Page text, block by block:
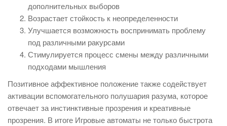
дополнительных выборов
Возрастает стойкость к неопределенности
Улучшается возможность воспринимать проблему
под различными ракурсами
Стимулируется процесс смены между различными
подходами мышления
Позитивное аффективное положение также содействует
активации вспомогательного полушария разума, которое
отвечает за инстинктивные прозрения и креативные
прозрения. В итоге Игровые автоматы не только быстрота